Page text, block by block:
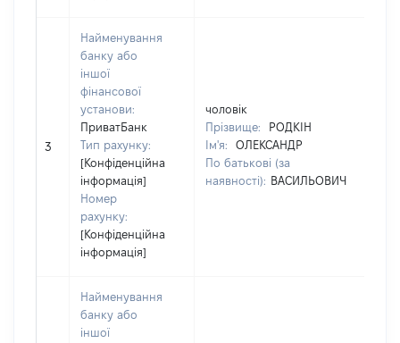
3
Найменування
банку або
іншої
фінансової
установи:
ПриватБанк
Тип рахунку:
[Конфіденційна
інформація]
Номер
рахунку:
[Конфіденційна
інформація]
чоловік
Прізвище:
РОДКІН
Ім'я:
ОЛЕКСАНДР
По батькові (за
наявності): ВАСИЛЬОВИЧ
Найменування
банку або
іншої